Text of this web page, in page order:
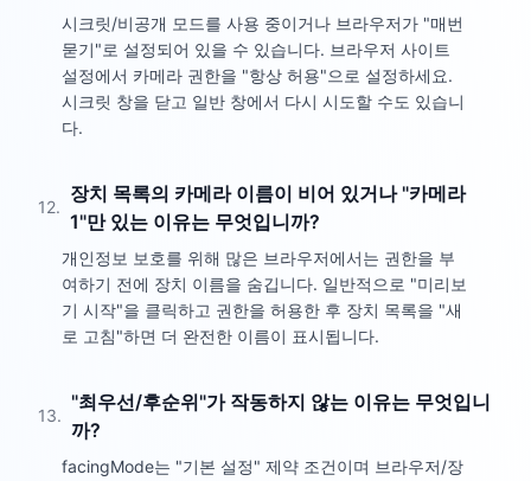
시크릿/비공개 모드를 사용 중이거나 브라우저가 "매번
묻기"로 설정되어 있을 수 있습니다. 브라우저 사이트
설정에서 카메라 권한을 "항상 허용"으로 설정하세요.
시크릿 창을 닫고 일반 창에서 다시 시도할 수도 있습니
다.
12.
장치 목록의 카메라 이름이 비어 있거나 "카메라
1"만 있는 이유는 무엇입니까?
개인정보 보호를 위해 많은 브라우저에서는 권한을 부
여하기 전에 장치 이름을 숨깁니다. 일반적으로 "미리보
기 시작"을 클릭하고 권한을 허용한 후 장치 목록을 "새
로 고침"하면 더 완전한 이름이 표시됩니다.
13.
"최우선/후순위"가 작동하지 않는 이유는 무엇입니
까?
facingMode는 "기본 설정" 제약 조건이며 브라우저/장